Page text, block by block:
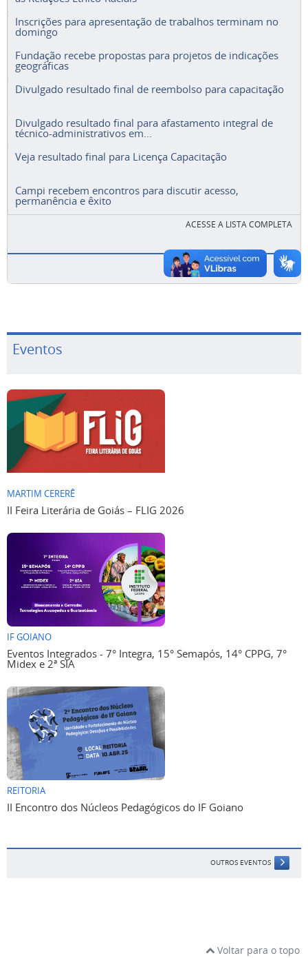
Inscrições para apresentação de trabalhos terminam no
domingo
Fundação recebe propostas para projetos de indicações
geográficas
Divulgado resultado final de reembolso para capacitação
Divulgado resultado final para afastamento integral de
técnico-administrativos em...
Veja resultado final para Licença Capacitação
Campi recebem encontros para discutir acesso,
permanência e êxito
ACESSE A LISTA COMPLETA
Eventos
MARTIM CERERÊ
II Feira Literária de Goiás – FLIG 2026
IF GOIANO
Eventos Integrados - 7° Integra, 15° Semapós, 14° CPPG, 7°
Midex e 2ª SIA
REITORIA
II Encontro dos Núcleos Pedagógicos do IF Goiano
OUTROS EVENTOS
Voltar para o topo